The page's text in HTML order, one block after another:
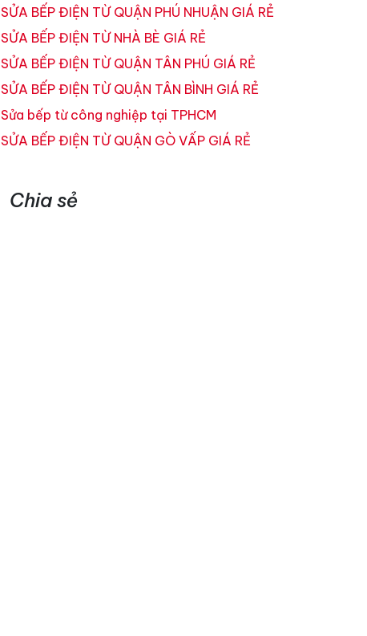
SỬA BẾP ĐIỆN TỪ QUẬN PHÚ NHUẬN GIÁ RẺ
SỬA BẾP ĐIỆN TỪ NHÀ BÈ GIÁ RẺ
SỬA BẾP ĐIỆN TỪ QUẬN TÂN PHÚ GIÁ RẺ
SỬA BẾP ĐIỆN TỪ QUẬN TÂN BÌNH GIÁ RẺ
Sửa bếp từ công nghiệp tại TPHCM
SỬA BẾP ĐIỆN TỪ QUẬN GÒ VẤP GIÁ RẺ
Chia sẻ